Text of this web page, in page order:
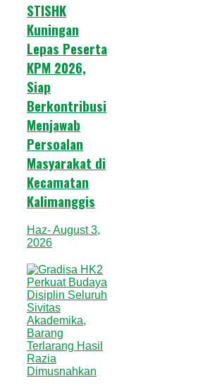
STISHK
Kuningan
Lepas Peserta
KPM 2026,
Siap
Berkontribusi
Menjawab
Persoalan
Masyarakat di
Kecamatan
Kalimanggis
Haz- August 3,
2026